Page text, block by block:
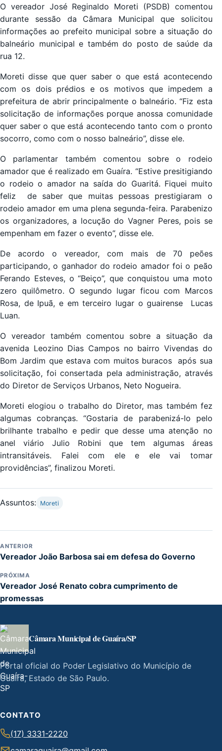
O vereador José Reginaldo Moreti (PSDB) comentou
durante sessão da Câmara Municipal que solicitou
informações ao prefeito municipal sobre a situação do
balneário municipal e também do posto de saúde da
rua 12.
Moreti disse que quer saber o que está acontecendo
com os dois prédios e os motivos que impedem a
prefeitura de abrir principalmente o balneário. “Fiz esta
solicitação de informações porque anossa comunidade
quer saber o que está acontecendo tanto com o pronto
socorro, como com o nosso balneário”, disse ele.
O parlamentar também comentou sobre o rodeio
amador que é realizado em Guaíra. “Estive presitigiando
o rodeio o amador na saída do Guaritá. Fiquei muito
feliz de saber que muitas pessoas prestigiaram o
rodeio amador em uma plena segunda-feira. Parabenizo
os organizadores, a locução do Vagner Peres, pois se
empenham em fazer o evento”, disse ele.
De acordo o vereador, com mais de 70 peões
participando, o ganhador do rodeio amador foi o peão
Ferando Esteves, o “Beiço”, que conquistou uma moto
zero quilômetro. O segundo lugar ficou com Marcos
Rosa, de Ipuã, e em terceiro lugar o guairense Lucas
Luan.
O vereador também comentou sobre a situação da
avenida Leozino Dias Campos no bairro Vivendas do
Bom Jardim que estava com muitos buracos após sua
solicitação, foi consertada pela administração, através
do Diretor de Serviços Urbanos, Neto Nogueira.
Moreti elogiou o trabalho do Diretor, mas também fez
algumas cobranças. “Gostaria de parabenizá-lo pelo
brilhante trabalho e pedir que desse uma atenção no
anel viário Julio Robini que tem algumas áreas
intransitáveis. Falei com ele e ele vai tomar
providências”, finalizou Moreti.
Assuntos: Moreti
ANTERIOR
Vereador João Barbosa sai em defesa do Governo
PRÓXIMA
Vereador José Renato cobra cumprimento de
promessas
Câmara Municipal de Guaíra/SP
Portal oficial do Poder Legislativo do Município de
Guaíra, Estado de São Paulo.
CONTATO
(17) 3331-2220